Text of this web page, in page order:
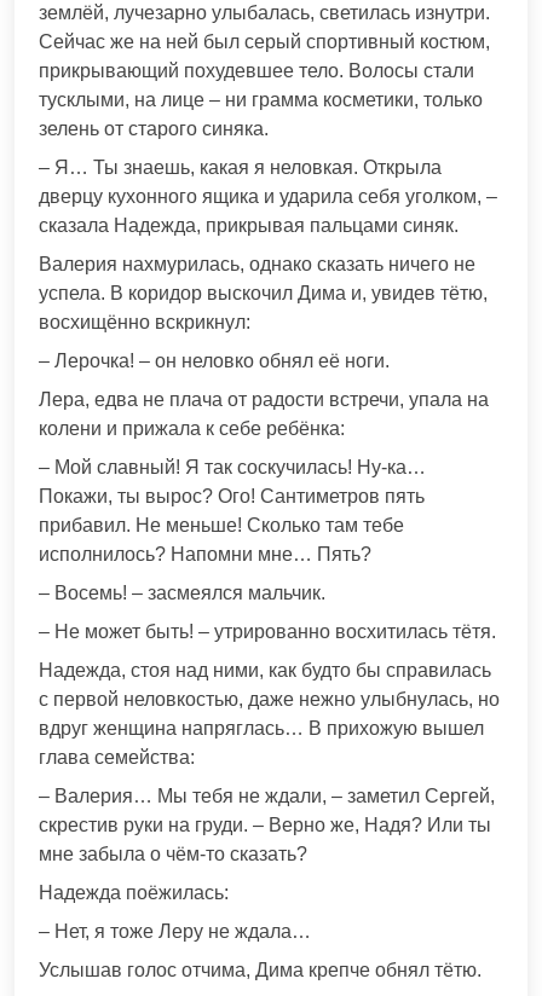
землёй, лучезарно улыбалась, светилась изнутри.
Сейчас же на ней был серый спортивный костюм,
прикрывающий похудевшее тело. Волосы стали
тусклыми, на лице – ни грамма косметики, только
зелень от старого синяка.
– Я… Ты знаешь, какая я неловкая. Открыла
дверцу кухонного ящика и ударила себя уголком, –
сказала Надежда, прикрывая пальцами синяк.
Валерия нахмурилась, однако сказать ничего не
успела. В коридор выскочил Дима и, увидев тётю,
восхищённо вскрикнул:
– Лерочка! – он неловко обнял её ноги.
Лера, едва не плача от радости встречи, упала на
колени и прижала к себе ребёнка:
– Мой славный! Я так соскучилась! Ну-ка…
Покажи, ты вырос? Ого! Сантиметров пять
прибавил. Не меньше! Сколько там тебе
исполнилось? Напомни мне… Пять?
– Восемь! – засмеялся мальчик.
– Не может быть! – утрированно восхитилась тётя.
Надежда, стоя над ними, как будто бы справилась
с первой неловкостью, даже нежно улыбнулась, но
вдруг женщина напряглась… В прихожую вышел
глава семейства:
– Валерия… Мы тебя не ждали, – заметил Сергей,
скрестив руки на груди. – Верно же, Надя? Или ты
мне забыла о чём-то сказать?
Надежда поёжилась:
– Нет, я тоже Леру не ждала…
Услышав голос отчима, Дима крепче обнял тётю.